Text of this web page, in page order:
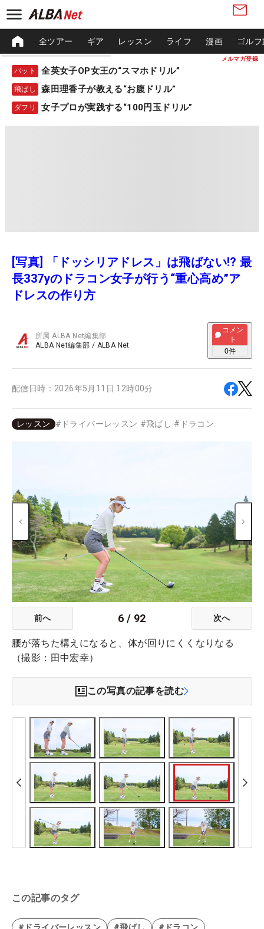
メルマガ登録
全ツアー ギア レッスン ライフ 漫画 ゴル
パット 全英女子OP女王の“スマホドリル”
飛ばし 森田理香子が教える“お腹ドリル”
ダフリ 女子プロが実践する“100円玉ドリル”
[写真] 「ドッシリアドレス」は飛ばない!? 最
長337yのドラコン女子が行う“重心高め”ア
ドレスの作り方
所属ALBA Net編集部
ALBA Net編集部 / ALBA Net
コメン
ト
0件
配信日時： 2026年5月11日 12時00分
レッスン # ドライバーレッスン #飛ばし # ドラコン
前へ 6 / 92 次へ
腰が落ちた構えになると、体が回りにくくなりなる
（撮影：田中宏幸）
この写真の記事を読む
この記事のタグ